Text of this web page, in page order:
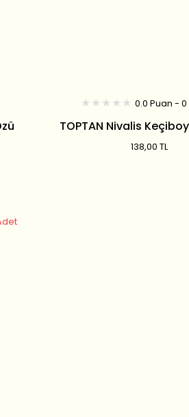
0.0 Puan -
TOPTAN Nivalis
640 GR
138,00 TL